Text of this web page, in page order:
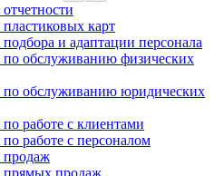
карт
и адаптации персонала
по обслуживанию физических
по обслуживанию юридических
работе с клиентами
работе с персоналом
продаж
прямых продаж